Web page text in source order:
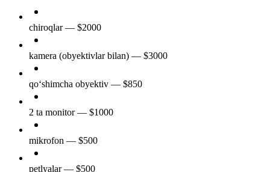
chiroqlar — $2000
kamera (obyektivlar bilan) — $3000
qo‘shimcha obyektiv — $850
2 ta monitor — $1000
mikrofon — $500
petlyalar — $500